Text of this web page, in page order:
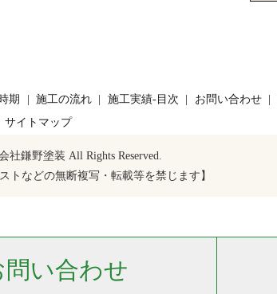
問い合わせ
期 施工の流れ 施工実績-目次 お問い合わせ
サイトマップ
社鎌野塗装 All Rights Reserved.
トなどの無断複写・転載等を禁じます】